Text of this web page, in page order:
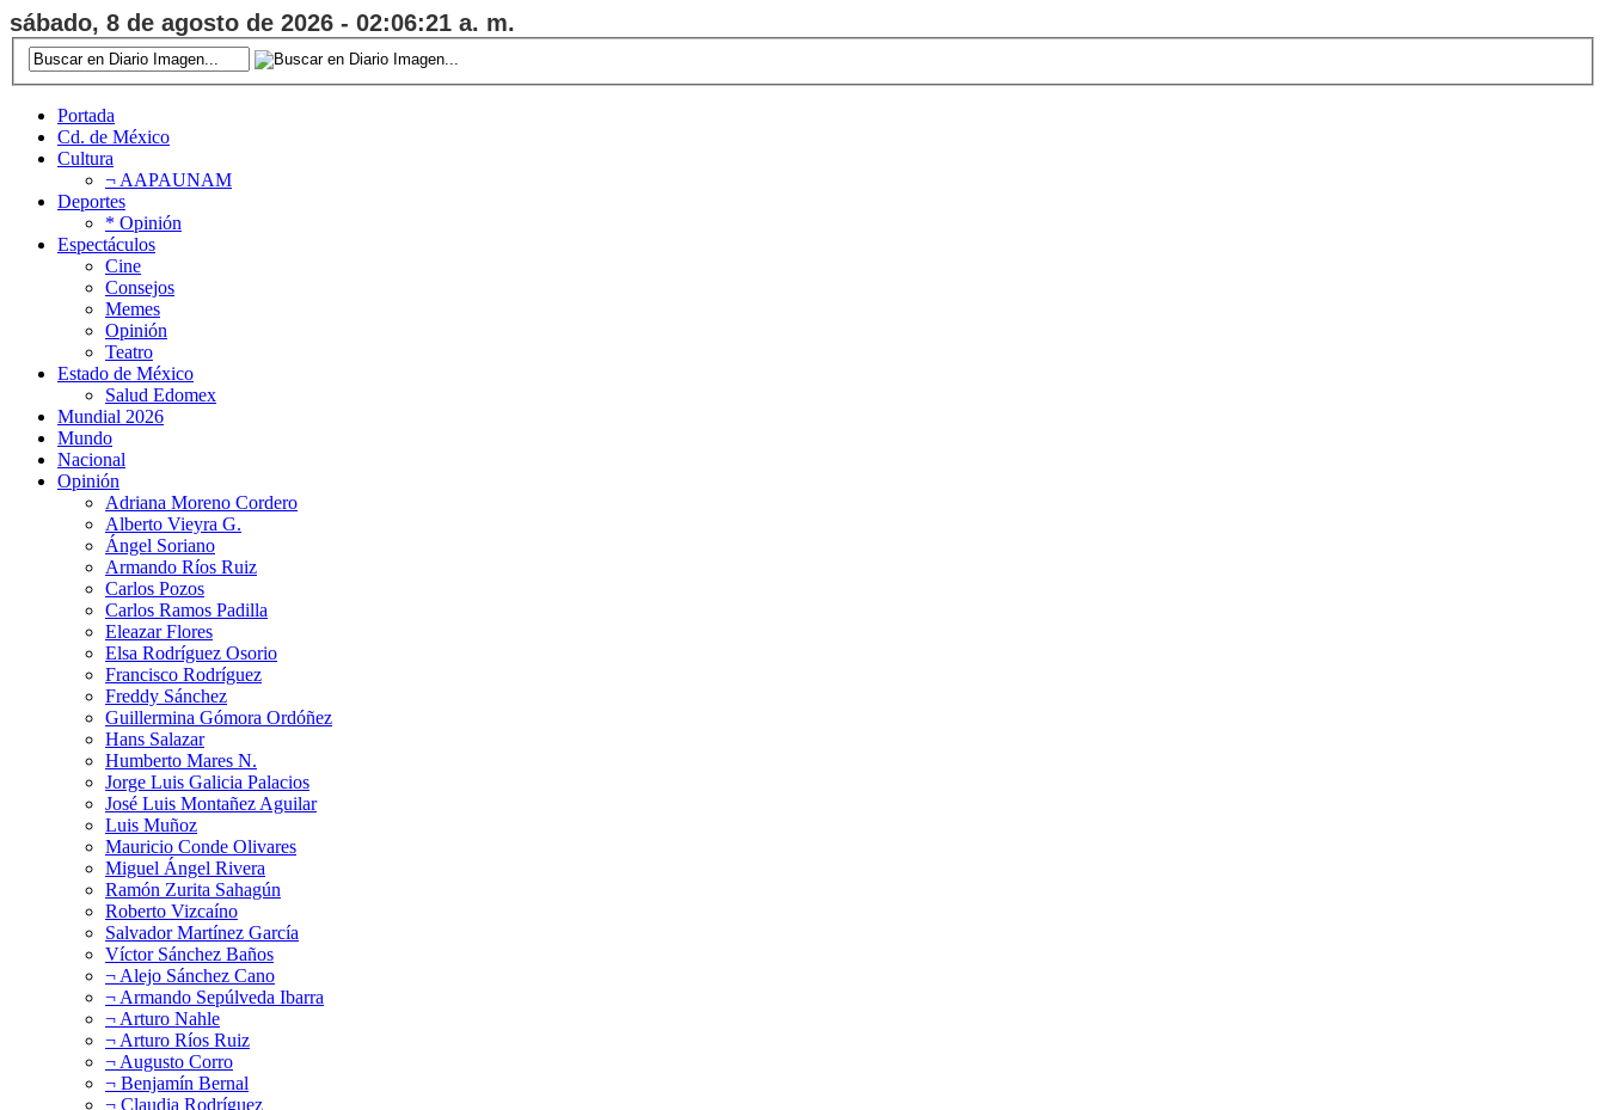
sábado, 8 de agosto de 2026 - 02:06:22 a. m.
Portada
Cd. de México
Cultura
¬ AAPAUNAM
Deportes
* Opinión
Espectáculos
Cine
Consejos
Memes
Opinión
Teatro
Estado de México
Salud Edomex
Mundial 2026
Mundo
Nacional
Opinión
Adriana Moreno Cordero
Alberto Vieyra G.
Ángel Soriano
Armando Ríos Ruiz
Carlos Pozos
Carlos Ramos Padilla
Eleazar Flores
Elsa Rodríguez Osorio
Francisco Rodríguez
Freddy Sánchez
Guillermina Gómora Ordóñez
Hans Salazar
Humberto Mares N.
Jorge Luis Galicia Palacios
José Luis Montañez Aguilar
Luis Muñoz
Mauricio Conde Olivares
Miguel Ángel Rivera
Ramón Zurita Sahagún
Roberto Vizcaíno
Salvador Martínez García
Víctor Sánchez Baños
¬ Alejo Sánchez Cano
¬ Armando Sepúlveda Ibarra
¬ Arturo Nahle
¬ Arturo Ríos Ruiz
¬ Augusto Corro
¬ Benjamín Bernal
¬ Claudia Rodríguez